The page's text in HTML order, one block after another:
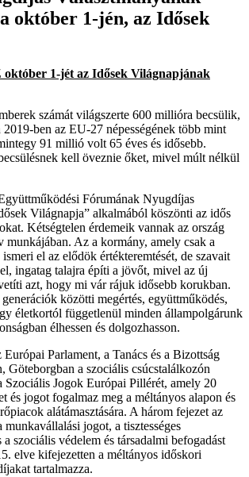
október 1-jén, az Idősek
október 1-jét az Idősek Világnapjának
számát világszerte 600 millióra becsülik,
ben az EU-27 népességének több mint
91 millió volt 65 éves és idősebb.
kell öveznie őket, mivel múlt nélkül
Fórumának Nyugdíjas
Világnapja” alkalmából köszönti az idős
Kétségtelen érdemeik vannak az ország
munkájában. Az a kormány, amely csak a
el az elődök értékteremtését, de szavait
ingatag talajra építi a jövőt, mivel az új
azt, hogy mi vár rájuk idősebb korukban.
közötti megértés, együttműködés,
életkortól függetlenül minden állampolgárunk
élhessen és dolgozhasson.
Parlament, a Tanács és a Bizottság
Göteborgban a szociális csúcstalálkozón
Szociális Jogok Európai Pillérét, amely 20
és jogot fogalmaz meg a méltányos alapon és
alátámasztására. A három fejezet az
munkavállalási jogot, a tisztességes
szociális védelem és társadalmi befogadást
elve kifejezetten a méltányos időskori
tartalmazza.